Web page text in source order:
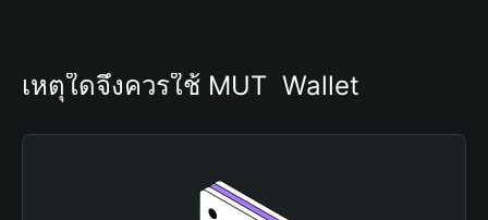
เหตุใดจึงควรใช้ MUT  Wallet